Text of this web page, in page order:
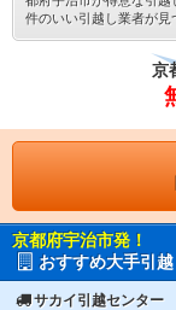
件のいい引越し業者が見
京
京都府宇治市発！
おすすめ大手引越
サカイ引越センター